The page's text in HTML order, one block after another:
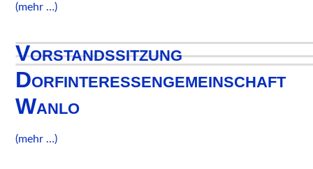
(mehr …)
Vorstandssitzung
Dorfinteressengemeinschaft
Wanlo
(mehr …)